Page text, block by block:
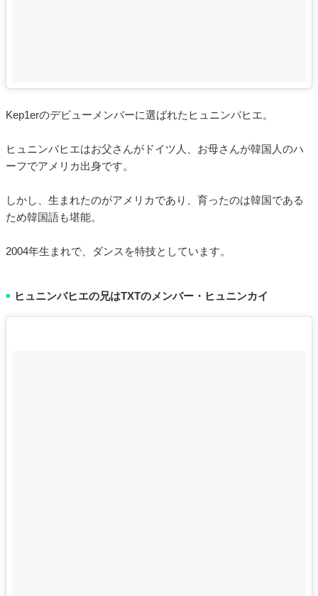
Kep1erのデビューメンバーに選ばれたヒュニンバヒエ。
ヒュニンバヒエはお父さんがドイツ人、お母さんが韓国人のハ
ーフでアメリカ出身です。
しかし、生まれたのがアメリカであり、育ったのは韓国である
ため韓国語も堪能。
2004年生まれで、ダンスを特技としています。
■ ヒュニンバヒエの兄はTXTのメンバー・ヒュニンカイ